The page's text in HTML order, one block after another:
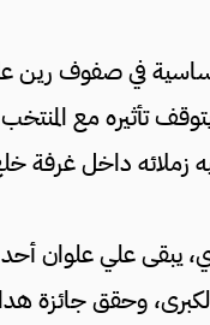
زملائه داخل غرفة
علي علوان أحد